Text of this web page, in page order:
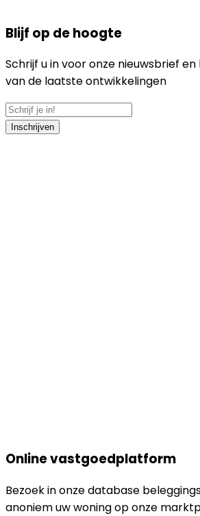
Blijf op de hoogte
Schrijf u in voor onze nieuwsbrief
van de laatste ontwikkelingen
Inschrijven
Online vastgoedplatform
Bezoek in onze database
anoniem uw woning op onze